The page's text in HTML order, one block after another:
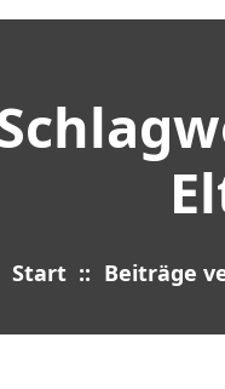
Start :: Beiträge